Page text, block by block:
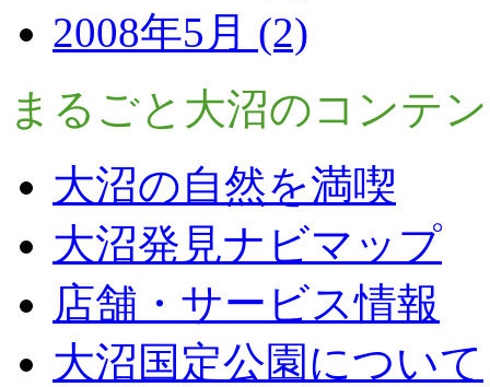
2008年5月 (2)
まるごと大沼のコンテ
大沼の自然を満喫
大沼発見ナビマップ
店舗・サービス情報
大沼国定公園について